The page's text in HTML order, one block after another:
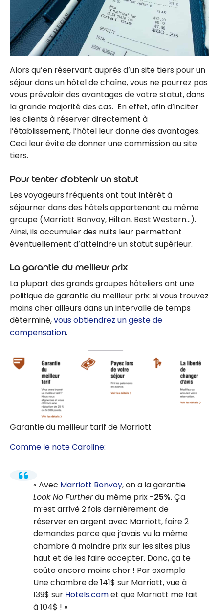
Alors qu’en réservant auprès d’un site tiers pour un
séjour dans un hôtel de chaîne, vous ne pourrez pas
vous prévaloir des avantages de votre statut, dans
la grande majorité des cas. En effet, afin d’inciter
les clients à réserver directement à
l’établissement, l’hôtel leur donne des avantages.
Ceci leur évite de donner une commission au site
tiers.
Pour tenter d’obtenir un statut
Les voyageurs fréquents ont tout intérêt à
séjourner dans des hôtels appartenant au même
groupe (Marriott Bonvoy, Hilton, Best Western…).
Ainsi, ils accumuler des nuits leur permettant
éventuellement d’atteindre un statut supérieur.
La garantie du meilleur prix
La plupart des grands groupes hôteliers ont une
politique de garantie du meilleur prix: si vous trouvez
moins cher ailleurs dans un intervalle de temps
déterminé,vous obtiendrez un geste de
compensation.
Garantie du meilleur tarif de Marriott
Comme le note Caroline:
Avec Marriott Bonvoy, on a la garantie
Look No Furtherdu même prix -25%. Ça
m’est arrivé 2 fois dernièrement de
réserver en argent avec Marriott, faire 2
demandes parce que j’avais vu la même
chambre à moindre prix sur les sites plus
haut et de les faire accepter. Donc, ça te
coûte encore moins cher ! Par exemple
Une chambre de 141$ sur Marriott, vue à
139$ sur Hotels.comet que Marriott me fait
à 104$ !